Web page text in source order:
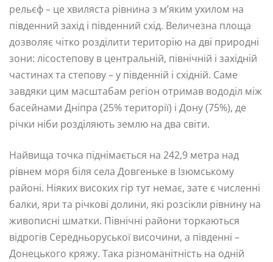
рельєф – це хвиляста рівнина з м’яким ухилом на
південний захід і південний схід. Величезна площа
дозволяє чітко розділити територію на дві природні
зони: лісостепову в центральній, північній і західній
частинах та степову – у південній і східній. Саме
завдяки цим масштабам регіон отримав вододіл між
басейнами Дніпра (25% території) і Дону (75%), де
річки ніби розділяють землю на два світи.
Найвища точка піднімається на 242,9 метра над
рівнем моря біля села Довгеньке в Ізюмському
районі. Ніяких високих гір тут немає, зате є численні
балки, яри та річкові долини, які розсікли рівнину на
живописні шматки. Північні райони торкаються
відрогів Середньоруської височини, а південні –
Донецького кряжу. Така різноманітність на одній